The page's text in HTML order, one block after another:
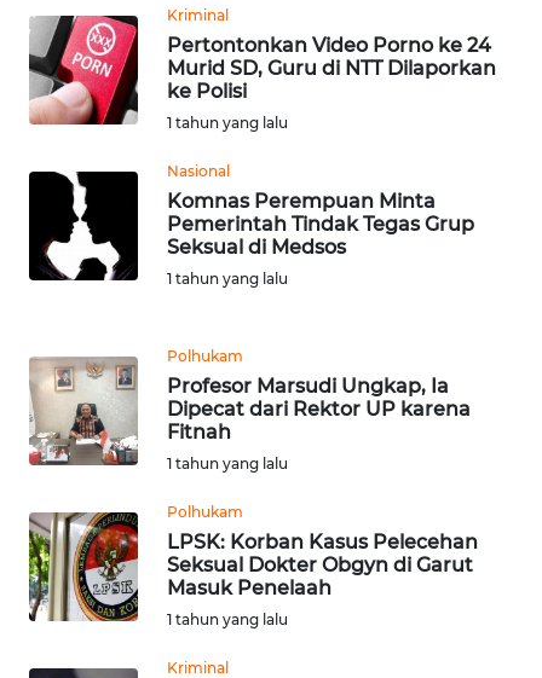
Kriminal
Pertontonkan Video Porno ke 24
Murid SD, Guru di NTT Dilaporkan
ke Polisi
1 tahun yang lalu
Nasional
Komnas Perempuan Minta
Pemerintah Tindak Tegas Grup
Seksual di Medsos
1 tahun yang lalu
Polhukam
Profesor Marsudi Ungkap, Ia
Dipecat dari Rektor UP karena
Fitnah
1 tahun yang lalu
Polhukam
LPSK: Korban Kasus Pelecehan
Seksual Dokter Obgyn di Garut
Masuk Penelaah
1 tahun yang lalu
Kriminal
INFO
IKLAN
TENTANG
PEDOMAN
MEDIA
SIBER
KARIR
DISCLAIMER
Wahana
News
Regional
WN